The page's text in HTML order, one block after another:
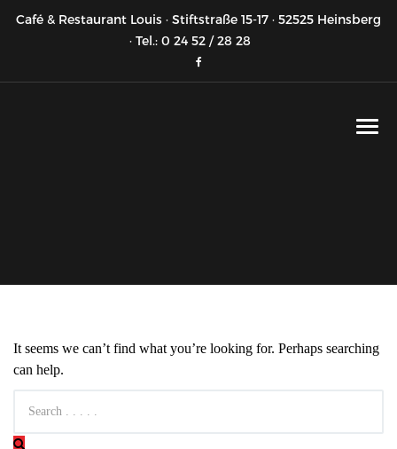
Café & Restaurant Louis · Stiftstraße 15-17 · 52525 Heinsberg
· Tel.: 0 24 52 / 28 28
It seems we can’t find what you’re looking for. Perhaps searching
can help.